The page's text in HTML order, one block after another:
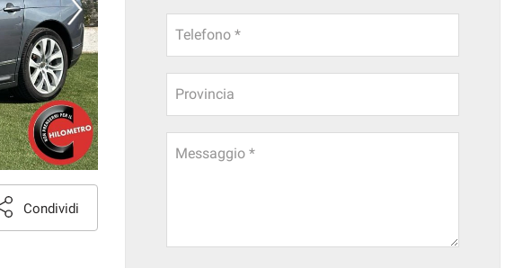
Condividi
Telefono *
Provincia
Messaggio *